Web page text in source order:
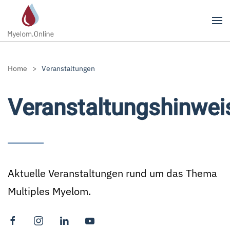
Zum Hauptinhalt springen
Home Veranstaltungen
Aktuelle Veranstaltungen rund um das Thema
Multiples Myelom.